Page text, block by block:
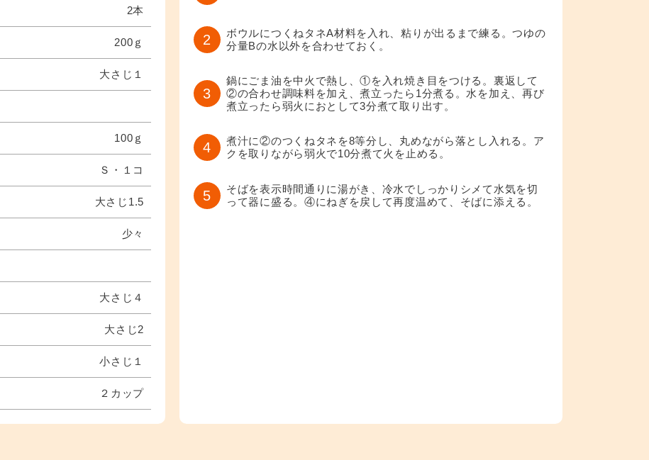
2本
200ｇ
大さじ１
100ｇ
Ｓ・１コ
大さじ1.5
少々
大さじ４
大さじ2
小さじ１
２カップ
2
ボウルにつくねタネA材料を入れ、粘りが出るまで練る。つゆの
分量Bの水以外を合わせておく。
3
鍋にごま油を中火で熱し、①を入れ焼き目をつける。裏返して
②の合わせ調味料を加え、煮立ったら1分煮る。水を加え、再び
煮立ったら弱火におとして3分煮て取り出す。
4
煮汁に②のつくねタネを8等分し、丸めながら落とし入れる。ア
クを取りながら弱火で10分煮て火を止める。
5
そばを表示時間通りに湯がき、冷水でしっかりシメて水気を切
って器に盛る。④にねぎを戻して再度温めて、そばに添える。